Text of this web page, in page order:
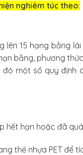
nghiêm túc theo:
15 hạng bằng lái
hạn bằng, phương
một số quy định
hết hạn hoặc đã
thẻ nhựa PET để